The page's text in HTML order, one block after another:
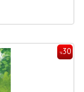
%30